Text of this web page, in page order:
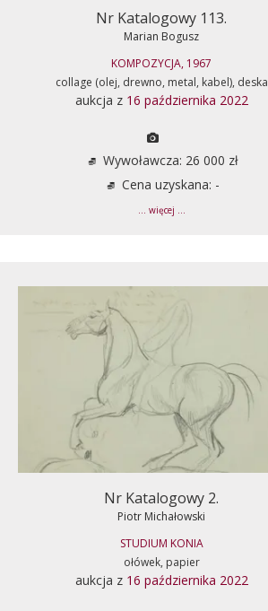
Nr Katalogowy 113.
Marian Bogusz
KOMPOZYCJA, 1967
collage (olej, drewno, metal, kabel), deska
aukcja z 16 października 2022
Wywoławcza: 26 000 zł
Cena uzyskana: -
... więcej ...
Nr Katalogowy 2.
Piotr Michałowski
STUDIUM KONIA
ołówek, papier
aukcja z 16 października 2022